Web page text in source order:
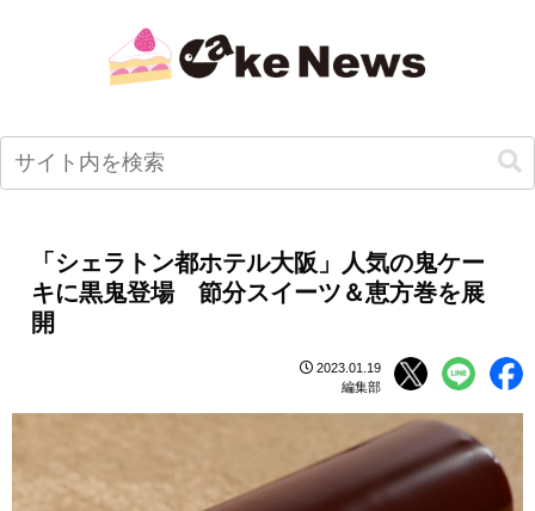
「シェラトン都ホテル大阪」人気の鬼ケー
キに黒鬼登場 節分スイーツ＆恵方巻を展
開
2023.01.19
編集部